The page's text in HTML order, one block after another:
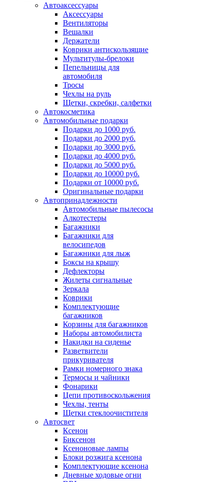
Автоаксессуары
Аксессуары
Вентиляторы
Вешалки
Держатели
Коврики антискользящие
Мультитулы-брелоки
Пепельницы для
автомобиля
Тросы
Чехлы на руль
Щетки, скребки, салфетки
Автокосметика
Автомобильные подарки
Подарки до 1000 руб.
Подарки до 2000 руб.
Подарки до 3000 руб.
Подарки до 4000 руб.
Подарки до 5000 руб.
Подарки до 10000 руб.
Подарки от 10000 руб.
Оригинальные подарки
Автопринадлежности
Автомобильные пылесосы
Алкотестеры
Багажники
Багажники для
велосипедов
Багажники для лыж
Боксы на крышу
Дефлекторы
Жилеты сигнальные
Зеркала
Коврики
Комплектующие
багажников
Корзины для багажников
Наборы автомобилиста
Накидки на сиденье
Разветвители
прикуривателя
Рамки номерного знака
Термосы и чайники
Фонарики
Цепи противоскольжения
Чехлы, тенты
Щетки стеклоочистителя
Автосвет
Ксенон
Биксенон
Ксеноновые лампы
Блоки розжига ксенона
Комплектующие ксенона
Дневные ходовые огни